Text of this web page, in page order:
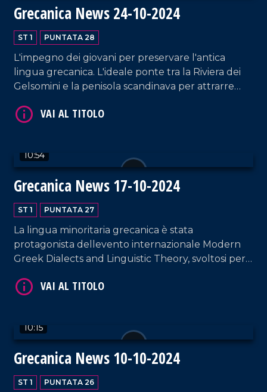
Grecanica News 24-10-2024
ST 1 PUNTATA 28
L'impegno dei giovani per preservare l'antica
lingua grecanica. L'ideale ponte tra la Riviera dei
Gelsomini e la penisola scandinava per attrarre
dello Stretto.
10:54
Grecanica News 17-10-2024
ST 1 PUNTATA 27
La lingua minoritaria grecanica è stata
protagonista dellevento internazionale Modern
Greek Dialects and Linguistic Theory, svoltosi per
10:15
Grecanica News 10-10-2024
ST 1 PUNTATA 26
VAI AL TITOLO
VAI AL TITOLO
VAI AL TITOLO